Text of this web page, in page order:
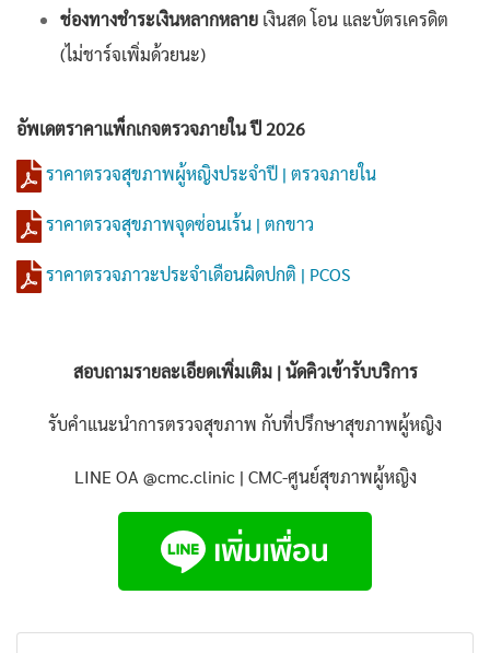
ช่องทางชำระเงินหลากหลาย เงินสด โอน และบัตรเครดิต
(ไม่ชาร์จเพิ่มด้วยนะ)
อัพเดตราคาแพ็กเกจตรวจภายใน ปี 2026
ราคาตรวจสุขภาพผู้หญิงประจำปี | ตรวจภายใน
ราคาตรวจสุขภาพจุดซ่อนเร้น | ตกขาว
ราคาตรวจภาวะประจำเดือนผิดปกติ | PCOS
สอบถามรายละเอียดเพิ่มเติม | นัดคิวเข้ารับบริการ
รับคำแนะนำการตรวจสุขภาพ กับที่ปรึกษาสุขภาพผู้หญิง
LINE OA @cmc.clinic | CMC-ศูนย์สุขภาพผู้หญิง